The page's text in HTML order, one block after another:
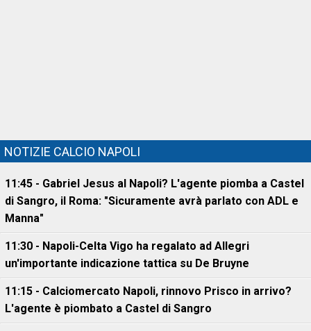
NOTIZIE CALCIO NAPOLI
11:45 - Gabriel Jesus al Napoli? L'agente piomba a Castel
di Sangro, il Roma: "Sicuramente avrà parlato con ADL e
Manna"
11:30 - Napoli-Celta Vigo ha regalato ad Allegri
un'importante indicazione tattica su De Bruyne
11:15 - Calciomercato Napoli, rinnovo Prisco in arrivo?
L'agente è piombato a Castel di Sangro